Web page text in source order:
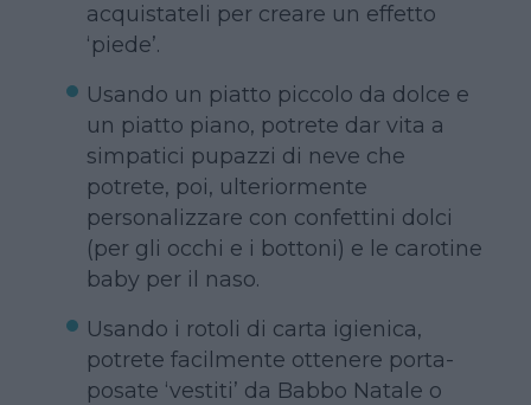
acquistateli per creare un effetto
‘piede’.
Usando un piatto piccolo da dolce e
un piatto piano, potrete dar vita a
simpatici pupazzi di neve che
potrete, poi, ulteriormente
personalizzare con confettini dolci
(per gli occhi e i bottoni) e le carotine
baby per il naso.
Usando i rotoli di carta igienica,
potrete facilmente ottenere porta-
posate ‘vestiti’ da Babbo Natale o